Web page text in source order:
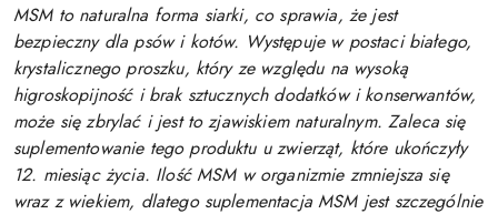
MSM to naturalna forma siarki, co sprawia, że jest
bezpieczny dla psów i kotów. Występuje w postaci białego,
krystalicznego proszku, który ze względu na wysoką
higroskopijność i brak sztucznych dodatków i konserwantów,
może się zbrylać i jest to zjawiskiem naturalnym. Zaleca się
suplementowanie tego produktu u zwierząt, które ukończyły
12. miesiąc życia. Ilość MSM w organizmie zmniejsza się
wraz z wiekiem, dlatego suplementacja MSM jest szczególnie